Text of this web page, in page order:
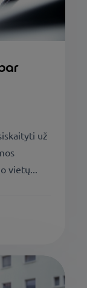
už
vietų...